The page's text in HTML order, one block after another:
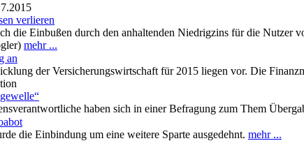
verlieren
die Einbußen durch den anhaltenden Niedrigzins für die Nutzer
mehr ...
an
der Versicherungswirtschaft für 2015 liegen vor. Die
haben sich in einer Befragung zum Them
die Einbindung um eine weitere Sparte ausgedehnt. mehr ...